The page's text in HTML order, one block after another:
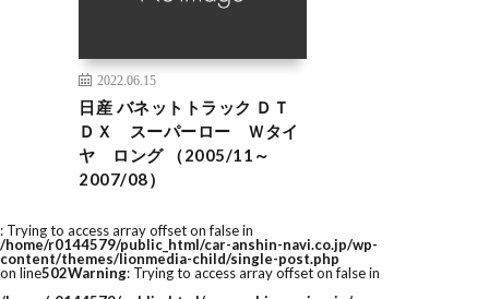
2022.06.15
日産 バネットトラック ＤＴ
ＤＸ スーパーロー Ｗタイ
ヤ ロング （2005/11～
2007/08）
: Trying to access array offset on false in
/home/r0144579/public_html/car-anshin-navi.co.jp/wp-
content/themes/lionmedia-child/single-post.php
on line502Warning: Trying to access array offset on false in